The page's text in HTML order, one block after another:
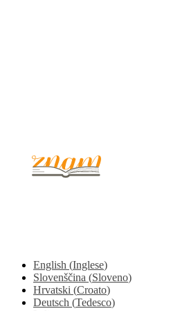
English (Inglese)
Slovenščina (Sloveno)
Hrvatski (Croato)
Deutsch (Tedesco)